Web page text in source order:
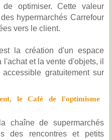
optimiser. Cette valeur
hypermarchés Carrefour
vers le client.
la création d'un espace
et la vente d'objets, il
gratuitement sur
le Café de l'optimisme
chaîne de supermarchés
des rencontres et petits